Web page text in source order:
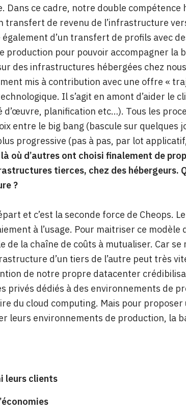
Dans ce cadre, notre double
transfert de revenu de l’infrastructure
d’un transfert de profils avec
pour pouvoir accompagner la
des infrastructures hébergées chez
mis à contribution avec une offre «
Il s’agit en amont d’aider le
d’œuvre, planification etc…). Tous les
entre le big bang (bascule sur quelques
progressive (pas à pas, par lot
où d’autres ont choisi finalement de
tierces, chez des hébergeurs.
?
et c’est la seconde force de Cheops.
à l’usage. Pour maitriser ce modèle
de la chaîne de coûts à mutualiser. Car
d’un tiers de l’autre peut très
de notre propre datacenter
privés dédiés à des environnements de
du cloud computing. Mais pour
leurs environnements de production, la
leurs clients